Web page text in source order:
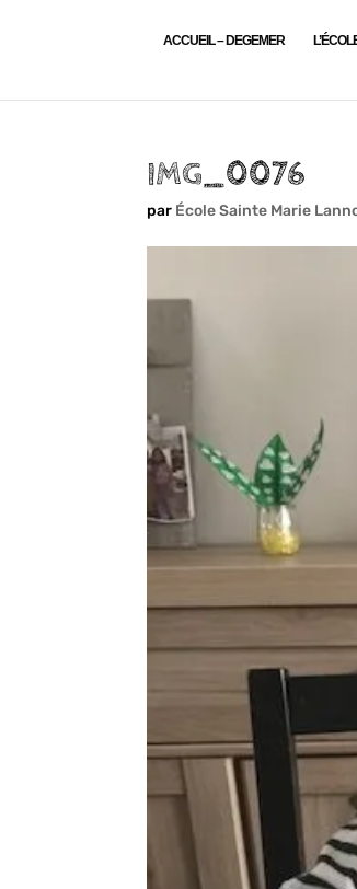
ACCUEIL – DEGEMER
IMG_0076
par École Sainte Marie